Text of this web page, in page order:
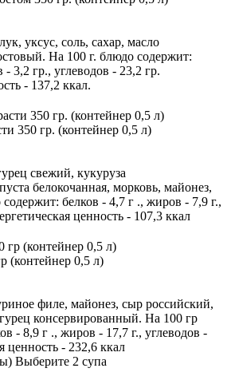
уксус, соль, сахар, масло
На 100 г. блюдо содержит:
3,2 гр., углеводов - 23,2 гр.
- 137,2 ккал.
350 гр. (контейнер 0,5 л)
свежий, кукуруза
белокочанная, морковь, майонез,
белков - 4,7 г ., жиров - 7,9 г.,
ценность - 107,3 ккал
(контейнер 0,5 л)
филе, майонез, сыр российский,
консервированный. На 100 гр
- 8,9 г ., жиров - 17,7 г., углеводов -
ценность - 232,6 ккал
Выберите 2 супа